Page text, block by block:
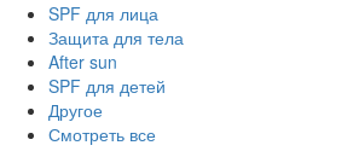
SPF для лица
Защита для тела
After sun
SPF для детей
Другое
Смотреть все